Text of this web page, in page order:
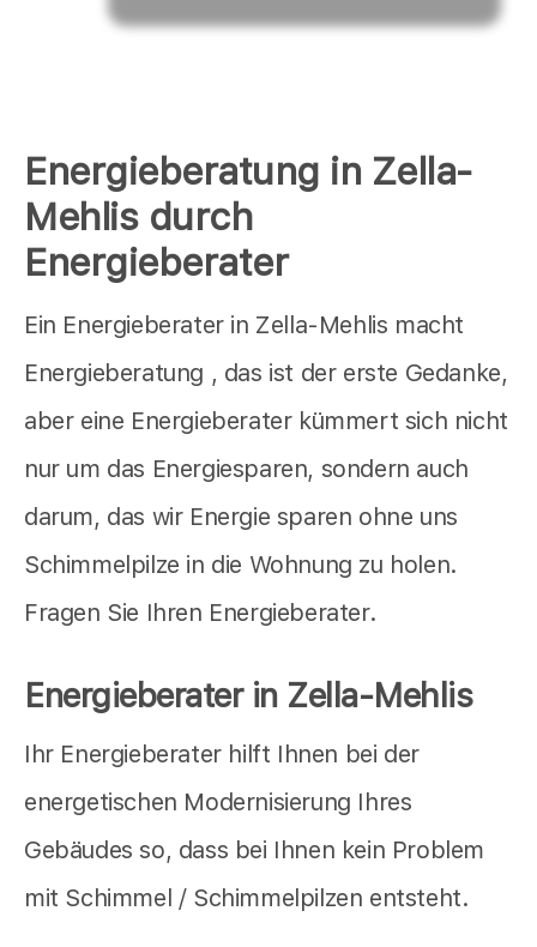
Energieberatung in Zella-
Mehlis durch
Energieberater
Ein Energieberater in Zella-Mehlis macht
Energieberatung , das ist der erste Gedanke,
aber eine Energieberater kümmert sich nicht
nur um das Energiesparen, sondern auch
darum, das wir Energie sparen ohne uns
Schimmelpilze in die Wohnung zu holen.
Fragen Sie Ihren Energieberater.
Energieberater in Zella-Mehlis
Ihr Energieberater hilft Ihnen bei der
energetischen Modernisierung Ihres
Gebäudes so, dass bei Ihnen kein Problem
mit Schimmel / Schimmelpilzen entsteht.